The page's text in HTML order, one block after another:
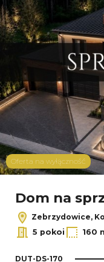
Oferta na wyłączność
Dom na
Zebrzydowice,
5 pokoi
160
DUT-DS-170